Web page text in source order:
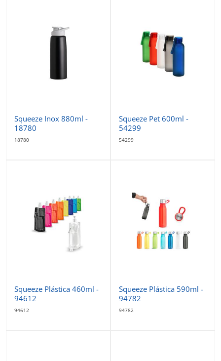
Squeeze Inox 880ml -
18780
18780
Squeeze Pet 600ml -
54299
54299
Squeeze Plástica 460ml -
94612
94612
Squeeze Plástica 590ml -
94782
94782